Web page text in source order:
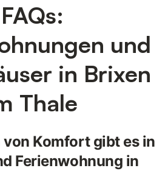
FAQs:
und
in Brixen
Thale
Komfort gibt es in
Ferienwohnung in